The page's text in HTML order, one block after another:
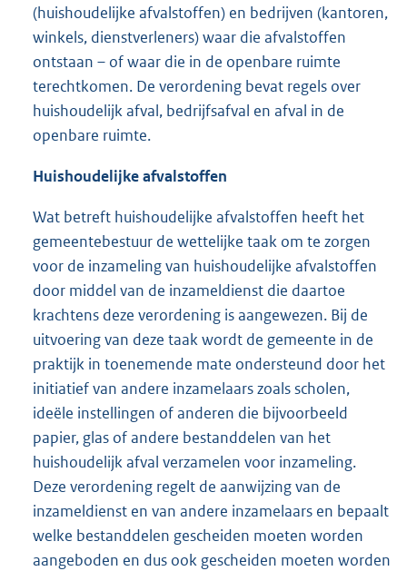
(huishoudelijke afvalstoffen) en bedrijven (kantoren,
winkels, dienstverleners) waar die afvalstoffen
ontstaan – of waar die in de openbare ruimte
terechtkomen. De verordening bevat regels over
huishoudelijk afval, bedrijfsafval en afval in de
openbare ruimte.
Huishoudelijke afvalstoffen
Wat betreft huishoudelijke afvalstoffen heeft het
gemeentebestuur de wettelijke taak om te zorgen
voor de inzameling van huishoudelijke afvalstoffen
door middel van de inzameldienst die daartoe
krachtens deze verordening is aangewezen. Bij de
uitvoering van deze taak wordt de gemeente in de
praktijk in toenemende mate ondersteund door het
initiatief van andere inzamelaars zoals scholen,
ideële instellingen of anderen die bijvoorbeeld
papier, glas of andere bestanddelen van het
huishoudelijk afval verzamelen voor inzameling.
Deze verordening regelt de aanwijzing van de
inzameldienst en van andere inzamelaars en bepaalt
welke bestanddelen gescheiden moeten worden
aangeboden en dus ook gescheiden moeten worden